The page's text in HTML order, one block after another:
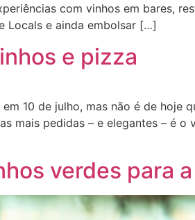
com vinhos em bares,
Locals e ainda embolsar […]
e pizza
10 de julho, mas não é de
mais pedidas – e elegantes – é
verdes para